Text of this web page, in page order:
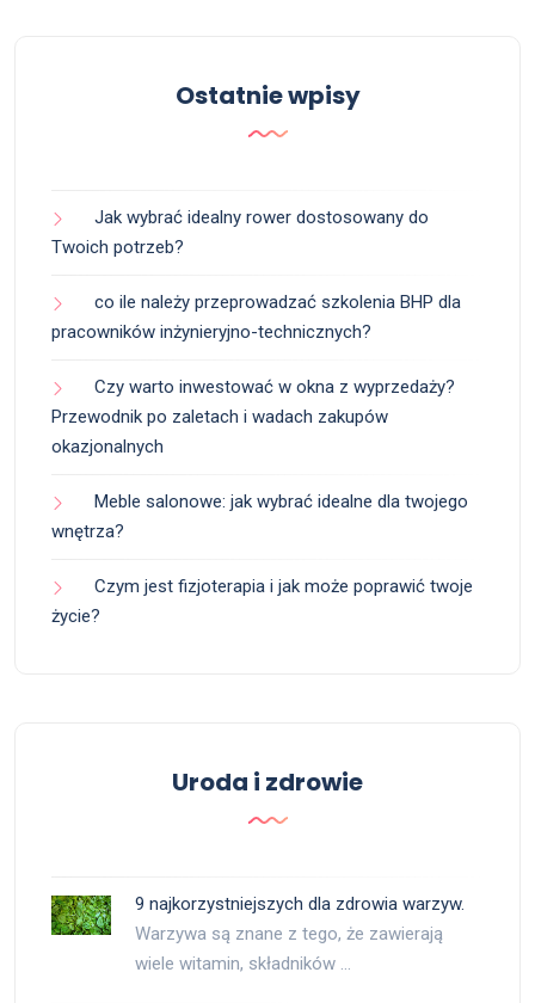
Ostatnie wpisy
Jak wybrać idealny rower dostosowany do
Twoich potrzeb?
co ile należy przeprowadzać szkolenia BHP dla
pracowników inżynieryjno-technicznych?
Czy warto inwestować w okna z wyprzedaży?
Przewodnik po zaletach i wadach zakupów
okazjonalnych
Meble salonowe: jak wybrać idealne dla twojego
wnętrza?
Czym jest fizjoterapia i jak może poprawić twoje
życie?
Uroda i zdrowie
9 najkorzystniejszych dla zdrowia warzyw.
Warzywa są znane z tego, że zawierają
wiele witamin, składników …